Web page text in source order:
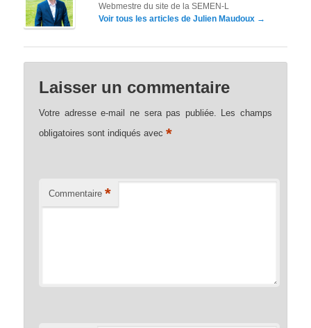
Webmestre du site de la SEMEN-L
Voir tous les articles de Julien Maudoux →
Laisser un commentaire
Votre adresse e-mail ne sera pas publiée.
Les champs
obligatoires sont indiqués avec*
Commentaire *